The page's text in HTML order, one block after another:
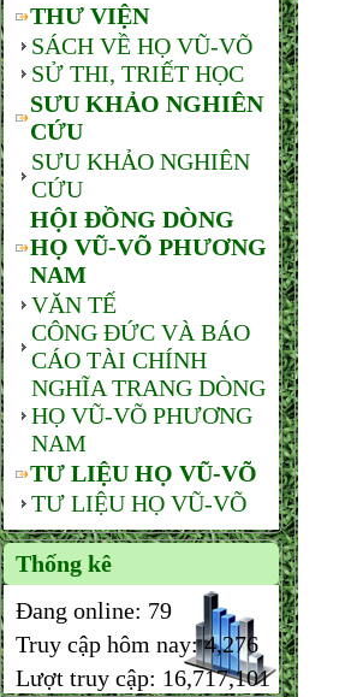
THƯ VIỆN
SÁCH VỀ HỌ VŨ-VÕ
SỬ THI, TRIẾT HỌC
SƯU KHẢO NGHIÊN
CỨU
SƯU KHẢO NGHIÊN
CỨU
HỘI ĐỒNG DÒNG
HỌ VŨ-VÕ PHƯƠNG
NAM
VĂN TẾ
CÔNG ĐỨC VÀ BÁO
CÁO TÀI CHÍNH
NGHĨA TRANG DÒNG
HỌ VŨ-VÕ PHƯƠNG
NAM
TƯ LIỆU HỌ VŨ-VÕ
TƯ LIỆU HỌ VŨ-VÕ
Thống kê
Đang online: 79
Truy cập hôm nay:4,276
Lượt truy cập: 16,717,101